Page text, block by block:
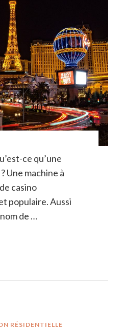
ce qu’une
Une machine à
casino
populaire. Aussi
de …
RÉSIDENTIELLE